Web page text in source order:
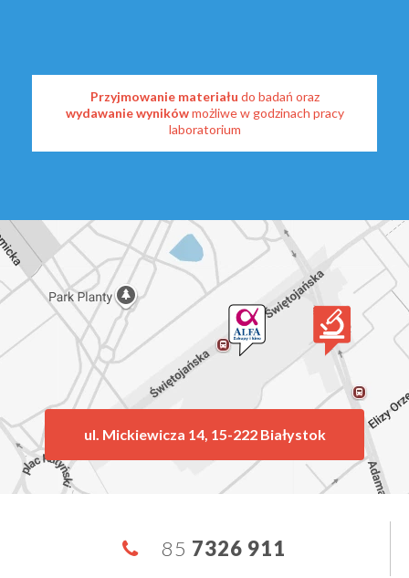
Przyjmowanie materiału do badań oraz
wydawanie wynikówmożliwe w godzinach pracy
laboratorium
ul. Mickiewicza 14, 15-222 Białystok
85 7326 911